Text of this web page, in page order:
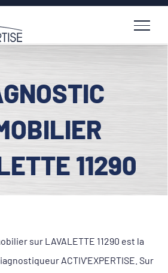
11290
sur LAVALETTE 11290 est la
ACTIV'EXPERTISE. Sur